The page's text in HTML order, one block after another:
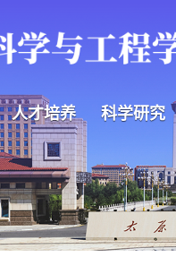
人才培养 科学研究